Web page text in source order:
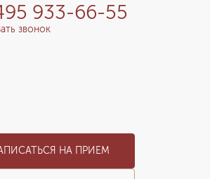
933-66-55
звонок
НА ПРИЕМ